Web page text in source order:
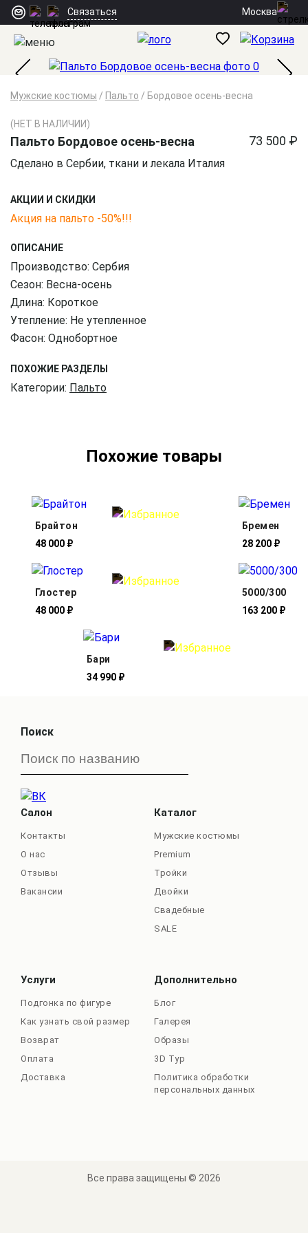
Связаться Москва
Мужские костюмы / Пальто / Бордовое осень-весна
(НЕТ В НАЛИЧИИ)
Пальто Бордовое осень-весна 73 500 ₽
Сделано в Сербии, ткани и лекала Италия
АКЦИИ И СКИДКИ
Акция на пальто -50%!!!
ОПИСАНИЕ
Производство: Сербия
Сезон: Весна-осень
Длина: Короткое
Утепление: Не утепленное
Фасон: Однобортное
ПОХОЖИЕ РАЗДЕЛЫ
Категории: Пальто
Похожие товары
Брайтон
48 000 ₽
Бремен
28 200 ₽
Глостер
48 000 ₽
5000/300
163 200 ₽
Бари
34 990 ₽
Поиск
Салон
Контакты
О нас
Отзывы
Вакансии
Каталог
Мужские костюмы
Premium
Тройки
Двойки
Свадебные
SALE
Услуги
Подгонка по фигуре
Как узнать свой размер
Возврат
Оплата
Доставка
Дополнительно
Блог
Галерея
Образы
3D Тур
Политика обработки
персональных данных
Все права защищены © 2026